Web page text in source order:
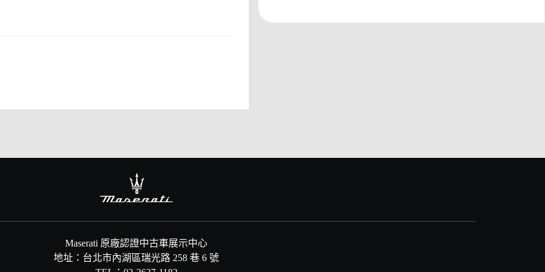
Maserati 原廠認證中古車展示中心
地址：台北市內湖區瑞光路 258 巷 6 號